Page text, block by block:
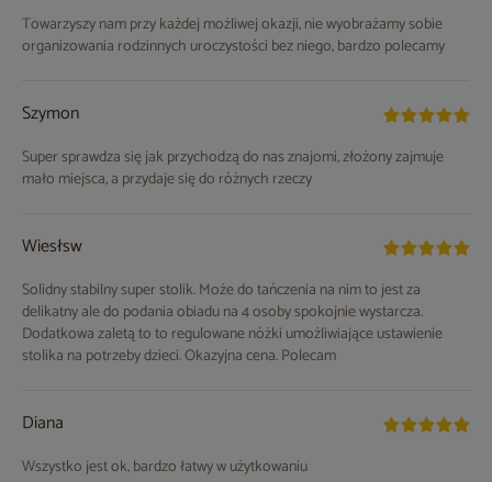
Towarzyszy nam przy każdej możliwej okazji, nie wyobrażamy sobie
organizowania rodzinnych uroczystości bez niego, bardzo polecamy
Szymon
Super sprawdza się jak przychodzą do nas znajomi, złożony zajmuje
mało miejsca, a przydaje się do różnych rzeczy
Wiesłsw
Solidny stabilny super stolik. Może do tańczenia na nim to jest za
delikatny ale do podania obiadu na 4 osoby spokojnie wystarcza.
Dodatkowa zaletą to to regulowane nóżki umożliwiające ustawienie
stolika na potrzeby dzieci. Okazyjna cena. Polecam
Diana
Wszystko jest ok, bardzo łatwy w użytkowaniu